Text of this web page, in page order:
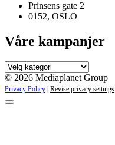
Prinsens gate 2
0152, OSLO
Våre kampanjer
Våre
kampanjer
© 2026 Mediaplanet Group
Privacy Policy | Revise privacy settings